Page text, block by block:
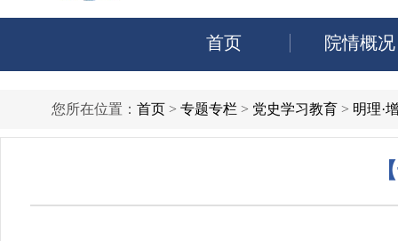
首页 院情概况
您所在位置： 首页 > 专题专栏 > 党史学习教育 > 明理·